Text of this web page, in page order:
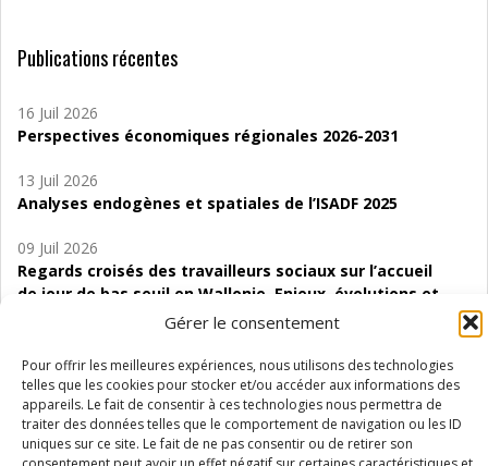
Gérer le consentement
Pour offrir les meilleures expériences, nous utilisons des technologies
telles que les cookies pour stocker et/ou accéder aux informations des
appareils. Le fait de consentir à ces technologies nous permettra de
traiter des données telles que le comportement de navigation ou les ID
uniques sur ce site. Le fait de ne pas consentir ou de retirer son
Publications récentes
16 Juil 2026
Perspectives économiques régionales 2026-2031
13 Juil 2026
Analyses endogènes et spatiales de l’ISADF 2025
09 Juil 2026
Regards croisés des travailleurs sociaux sur l’accueil
de jour de bas seuil en Wallonie. Enjeux, évolutions et
06 Juil 2026
Étude d’évaluabilité des Structures
d’accompagnement à l’autocréation d’emploi (SAACE)
01 Juil 2026